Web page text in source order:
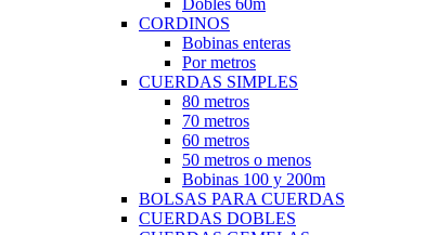
Dobles 60m
CORDINOS
Bobinas enteras
Por metros
CUERDAS SIMPLES
80 metros
70 metros
60 metros
50 metros o menos
Bobinas 100 y 200m
BOLSAS PARA CUERDAS
CUERDAS DOBLES